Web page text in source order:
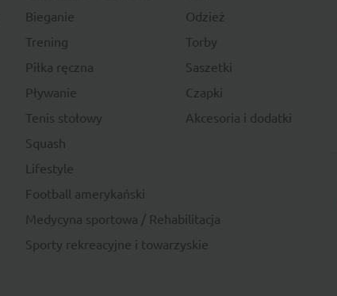
Bieganie
Trening
Piłka ręczna
Pływanie
Tenis stołowy
Squash
Lifestyle
Football amerykański
Medycyna sportowa / Rehabilitacja
Sporty rekreacyjne i towarzyskie
Odzież
Torby
Saszetki
Czapki
Akcesoria i dodatki